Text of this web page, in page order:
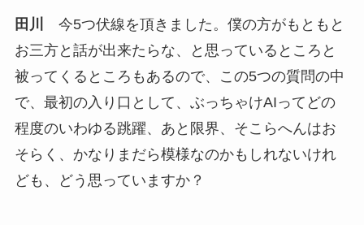
田川
今5つ伏線を頂きました。僕の方がもともと
お三方と話が出来たらな、と思っているところと
被ってくるところもあるので、この5つの質問の中
で、最初の入り口として、ぶっちゃけAIってどの
程度のいわゆる跳躍、あと限界、そこらへんはお
そらく、かなりまだら模様なのかもしれないけれ
ども、どう思っていますか？